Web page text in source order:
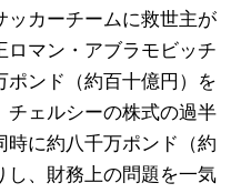
ッカーチームに救世主が
マン・アブラモビッチ
ポンド（約百十億円）を
チェルシーの株式の過半
時に約八千万ポンド（約
し、財務上の問題を一気